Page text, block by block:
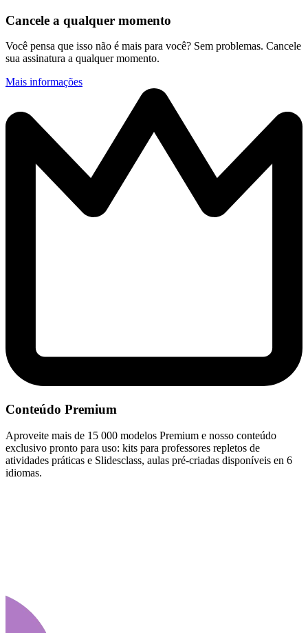
Cancele a qualquer momento
Você pensa que isso não é mais para você? Sem problemas. Cancele
sua assinatura a qualquer momento.
Mais informações
Conteúdo Premium
Aproveite mais de 15 000 modelos Premium e nosso conteúdo
exclusivo pronto para uso: kits para professores repletos de
atividades práticas e Slidesclass, aulas pré-criadas disponíveis en 6
idiomas.